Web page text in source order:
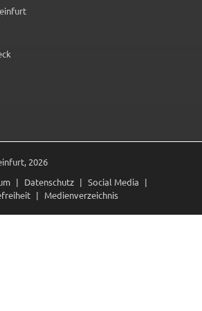
neuem Tab)
neuem Tab)
neuem Tab)
neuem Tab)
2026
Datenschutz
Social Media
Medienverzeichnis